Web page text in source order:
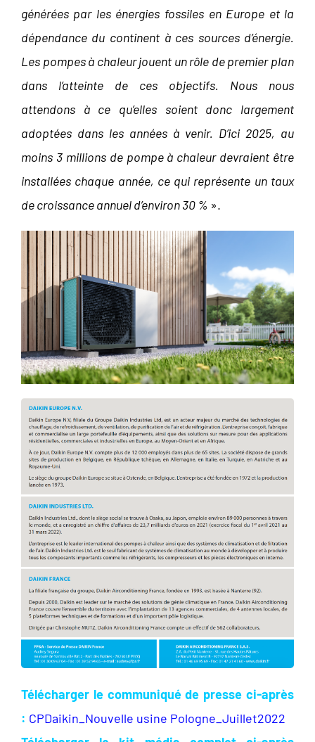
générées par les énergies fossiles en Europe et la
dépendance du continent à ces sources d’énergie.
Les pompes à chaleur jouent un rôle de premier plan
dans l’atteinte de ces objectifs. Nous nous
attendons à ce qu’elles soient donc largement
adoptées dans les années à venir. D’ici 2025, au
moins 3 millions de pompe à chaleur devraient être
installées chaque année, ce qui représente un taux
de croissance annuel d’environ 30 % ».
Télécharger le communiqué de presse ci-après
: CPDaikin_Nouvelle usine Pologne_Juillet2022